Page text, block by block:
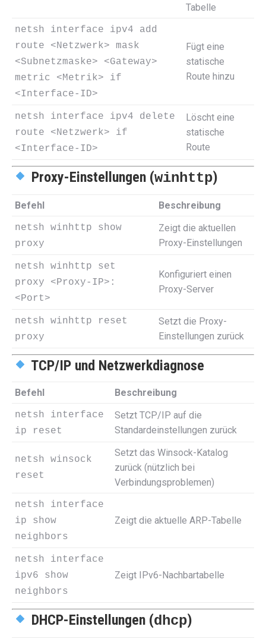
Tabelle
netsh interface ipv4 add
route <Netzwerk> mask
<Subnetzmaske> <Gateway>
metric <Metrik> if
<Interface-ID>
Fügt eine
statische
Route hinzu
netsh interface ipv4 delete
route <Netzwerk> if
<Interface-ID>
Löscht eine
statische
Route
Proxy-Einstellungen (winhttp)
Befehl Beschreibung
netsh winhttp show
proxy
Zeigt die aktuellen
Proxy-Einstellungen
netsh winhttp set
proxy <Proxy-IP>:
<Port>
Konfiguriert einen
Proxy-Server
netsh winhttp reset
proxy
Setzt die Proxy-
Einstellungen zurück
TCP/IP und Netzwerkdiagnose
Befehl Beschreibung
netsh interface
ip reset
Setzt TCP/IP auf die
Standardeinstellungen zurück
netsh winsock
reset
Setzt das Winsock-Katalog
zurück (nützlich bei
Verbindungsproblemen)
netsh interface
ip show
neighbors
Zeigt die aktuelle ARP-Tabelle
netsh interface
ipv6 show
neighbors
Zeigt IPv6-Nachbartabelle
DHCP-Einstellungen (dhcp)